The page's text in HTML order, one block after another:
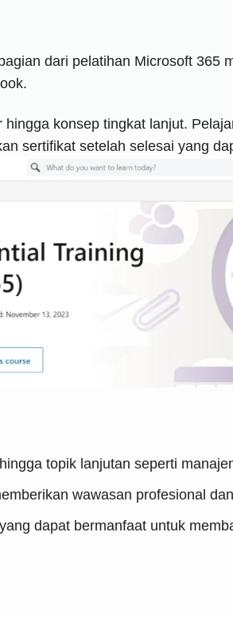
dari pelatihan Microsoft 365
konsep tingkat lanjut.
sertifikat setelah selesai yang
topik lanjutan seperti
wawasan profesional
dapat bermanfaat untuk